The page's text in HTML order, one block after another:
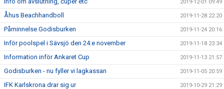
2019-12-01 09:49
Åhus Beachhandboll 2019-11-28 22:20
Påminnelse Godisburken 2019-11-24 20:16
Inför poolspel i Sävsjö den 24:e november 2019-11-18 23:34
Information inför Ankaret Cup 2019-11-13 21:57
Godisburken - nu fyller vi lagkassan 2019-11-05 20:59
IFK Karlskrona drar sig ur 2019-10-29 21:29